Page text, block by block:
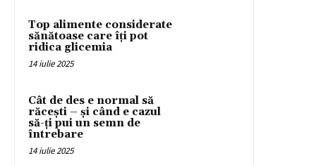
Top alimente considerate
sănătoase care îți pot
ridica glicemia
14 iulie 2025
Cât de des e normal să
răcești – și când e cazul
să-ți pui un semn de
întrebare
14 iulie 2025